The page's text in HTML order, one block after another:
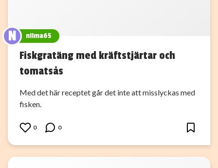
N nilma65
Fiskgratäng med kräftstjärtar och
tomatsås
Med det här receptet går det inte att misslyckas med
fisken.
0 0